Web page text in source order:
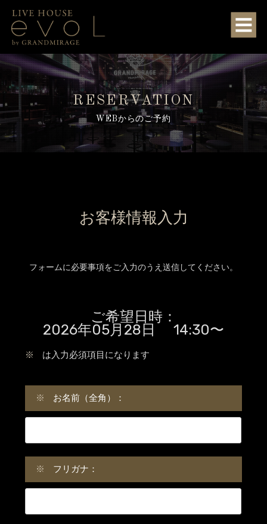
RESERVATION
WEBからのご予約
お客様情報入力
フォームに必要事項をご入力のうえ送信してください。
ご希望日時：
2026年05月28日 14:30〜
※ は入力必須項目になります
※ お名前（全角）：
※ フリガナ：